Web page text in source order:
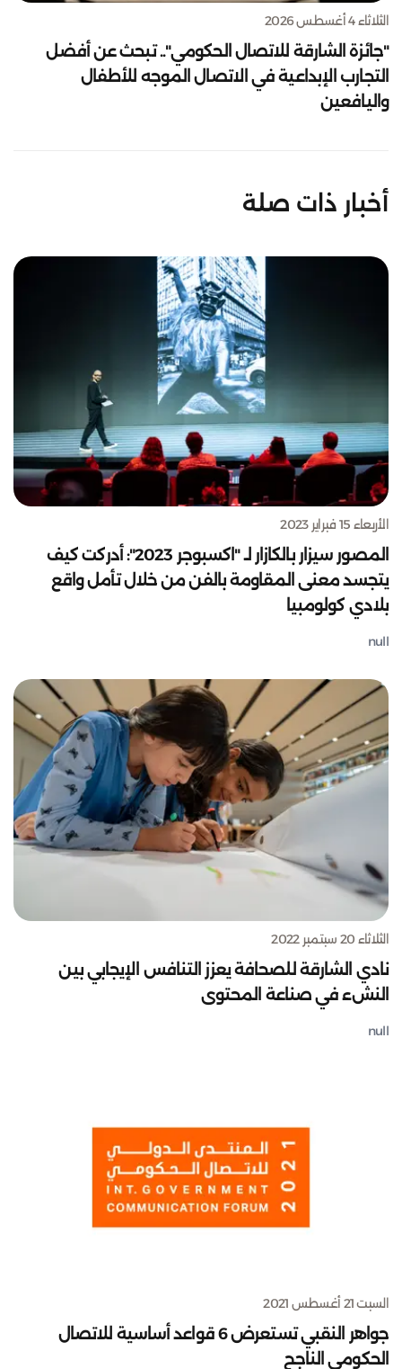
الثلاثاء 4 أغسطس 2026
"جائزة الشارقة للاتصال الحكومي".. تبحث عن أفضل
التجارب الإبداعية في الاتصال الموجه للأطفال
واليافعين
أخبار ذات صلة
الأربعاء 15 فبراير 2023
المصور سيزار بالكازار لـ "اكسبوجر 2023": أدركت كيف
يتجسد معنى المقاومة بالفن من خلال تأمل واقع
بلادي كولومبيا
null
الثلاثاء 20 سبتمبر 2022
نادي الشارقة للصحافة يعزز التنافس الإيجابي بين
النشء في صناعة المحتوى
null
السبت 21 أغسطس 2021
جواهر النقبي تستعرض 6 قواعد أساسية للاتصال
الحكومي الناجح